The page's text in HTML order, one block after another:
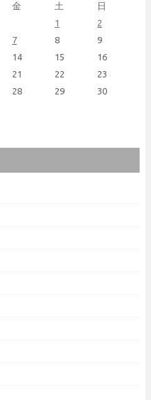
金 土 日
1
2
7 8
9
14 15
16
21 22
23
28 29
30